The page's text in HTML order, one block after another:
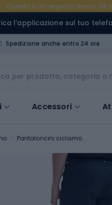
Questo è un negozio demo. Gli
l'applicazione sul tuo
Spedizione anche entro 24 ore
Accessori
Pantaloncini ciclismo